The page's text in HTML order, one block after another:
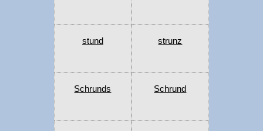
stund strunz
Schrunds Schrund